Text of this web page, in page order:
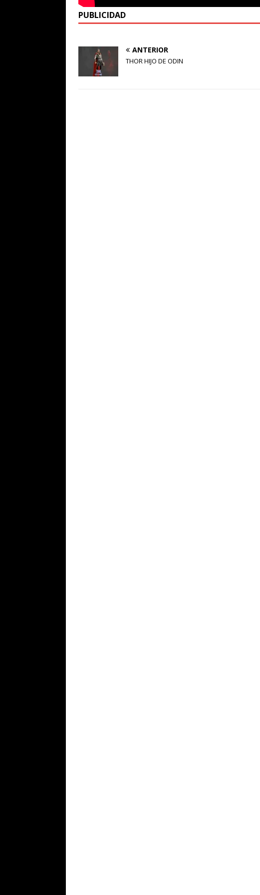
PUBLICIDAD
ANTERIOR
THOR HIJO DE ODIN